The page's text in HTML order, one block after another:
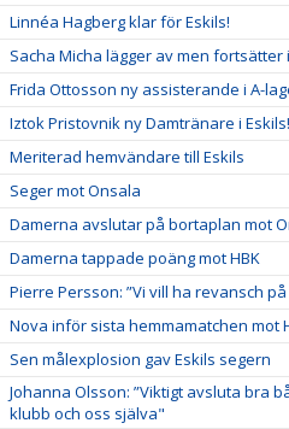
Linnéa Hagberg klar för Eskils!
Sacha Micha lägger av men fortsätter
Frida Ottosson ny assisterande i A-
Iztok Pristovnik ny Damtränare i Eskils!
Meriterad hemvändare till Eskils
Seger mot Onsala
Damerna avslutar på bortaplan mot
Damerna tappade poäng mot HBK
Pierre Persson: ”Vi vill ha revansch på
Nova inför sista hemmamatchen mot
Sen målexplosion gav Eskils segern
Johanna Olsson: ”Viktigt avsluta bra
klubb och oss själva"